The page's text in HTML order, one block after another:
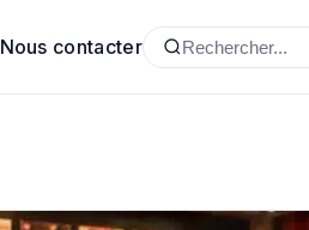
Nous contacter